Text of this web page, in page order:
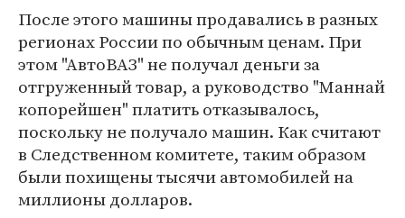
После этого машины продавались в разных
регионах России по обычным ценам. При
этом "АвтоВАЗ" не получал деньги за
отгруженный товар, а руководство "Маннай
копорейшен" платить отказывалось,
поскольку не получало машин. Как считают
в Следственном комитете, таким образом
были похищены тысячи автомобилей на
миллионы долларов.